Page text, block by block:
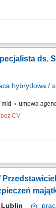
portfela
spotkań
celów
ds.
hybrydowa /
umowa
CV
trwałych więzi
w trybie online
Lublin